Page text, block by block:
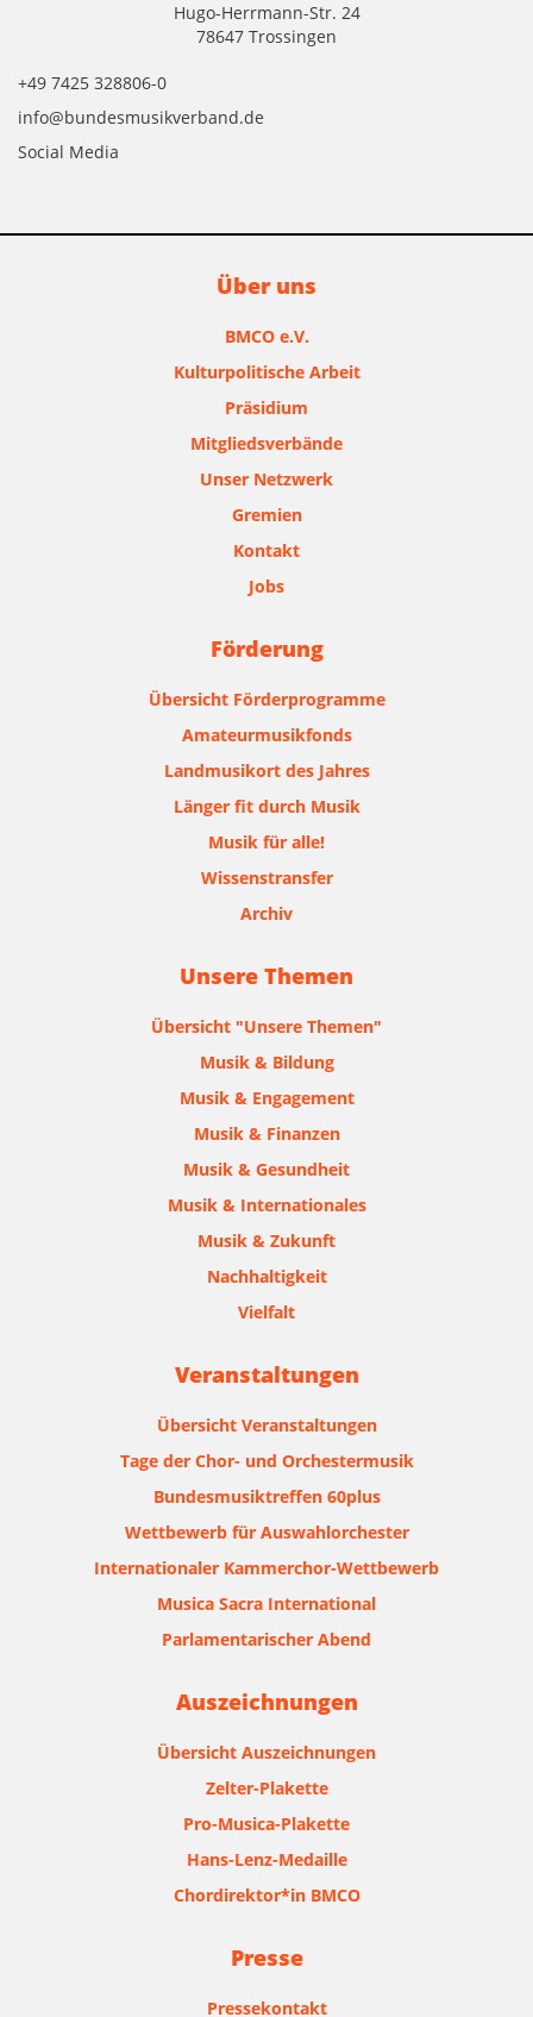
Hugo-Herrmann-Str. 24
78647 Trossingen
+49 7425 328806-0
info@bundesmusikverband.de
Social Media
Über uns
BMCO e.V.
Kulturpolitische Arbeit
Präsidium
Mitgliedsverbände
Unser Netzwerk
Gremien
Kontakt
Jobs
Förderung
Übersicht Förderprogramme
Amateurmusikfonds
Landmusikort des Jahres
Länger fit durch Musik
Musik für alle!
Wissenstransfer
Archiv
Unsere Themen
Übersicht "Unsere Themen"
Musik & Bildung
Musik & Engagement
Musik & Finanzen
Musik & Gesundheit
Musik & Internationales
Musik & Zukunft
Nachhaltigkeit
Vielfalt
Veranstaltungen
Übersicht Veranstaltungen
Tage der Chor- und Orchestermusik
Bundesmusiktreffen 60plus
Wettbewerb für Auswahlorchester
Internationaler Kammerchor-Wettbewerb
Musica Sacra International
Parlamentarischer Abend
Auszeichnungen
Übersicht Auszeichnungen
Zelter-Plakette
Pro-Musica-Plakette
Hans-Lenz-Medaille
Chordirektor*in BMCO
Presse
Pressekontakt